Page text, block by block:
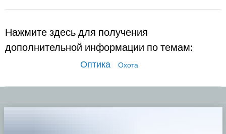
Нажмите здесь для получения
дополнительной информации по темам:
Оптика Охота